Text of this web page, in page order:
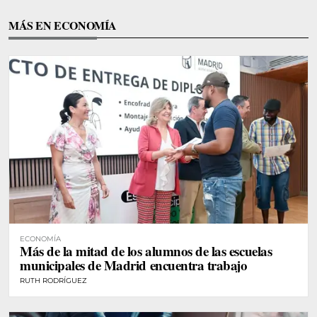
MÁS EN ECONOMÍA
ECONOMÍA
Más de la mitad de los alumnos de las escuelas
municipales de Madrid encuentra trabajo
RUTH RODRÍGUEZ